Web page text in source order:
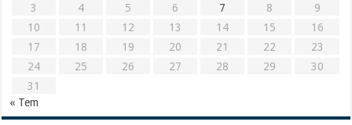
3
4 5 6 7 8
9
10
11 12 13 14 15
16
17
18 19 20 21 22
23
24
25 26 27 28 29
30
31
« Tem